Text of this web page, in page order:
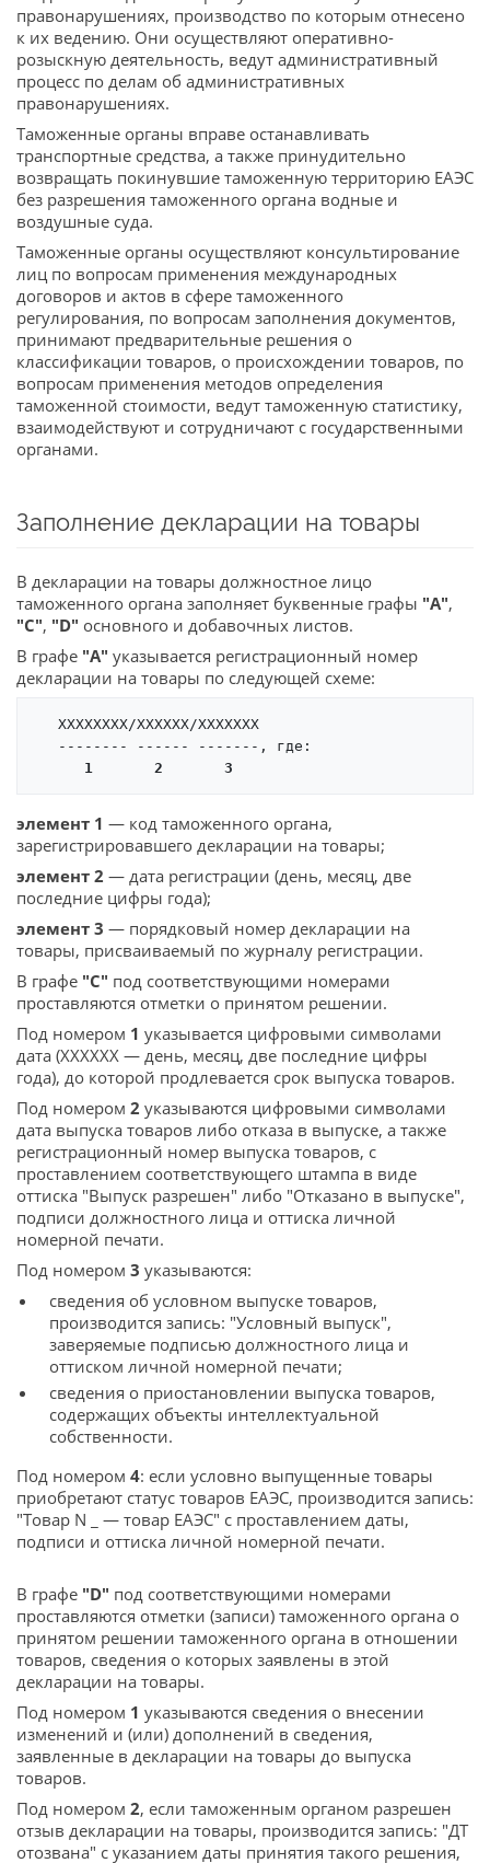
правонарушениях, производство по которым отнесено
к их ведению. Они осуществляют оперативно-
розыскную деятельность, ведут административный
процесс по делам об административных
правонарушениях.
Таможенные органы вправе останавливать
транспортные средства, а также принудительно
возвращать покинувшие таможенную территорию ЕАЭС
без разрешения таможенного органа водные и
воздушные суда.
Таможенные органы осуществляют консультирование
лиц по вопросам применения международных
договоров и актов в сфере таможенного
регулирования, по вопросам заполнения документов,
принимают предварительные решения о
классификации товаров, о происхождении товаров, по
вопросам применения методов определения
таможенной стоимости, ведут таможенную статистику,
взаимодействуют и сотрудничают с государственными
органами.
Заполнение декларации на товары
В декларации на товары должностное лицо
таможенного органа заполняет буквенные графы "A",
"C", "D" основного и добавочных листов.
В графе "A" указывается регистрационный номер
декларации на товары по следующей схеме:
   XXXXXXXX/XXXXXX/XXXXXXX
1
2 3
элемент 1 — код таможенного органа,
зарегистрировавшего декларации на товары;
элемент 2 — дата регистрации (день, месяц, две
последние цифры года);
элемент 3 — порядковый номер декларации на
товары, присваиваемый по журналу регистрации.
В графе "C" под соответствующими номерами
проставляются отметки о принятом решении.
Под номером 1 указывается цифровыми символами
дата (XXXXXX — день, месяц, две последние цифры
года), до которой продлевается срок выпуска товаров.
Под номером 2 указываются цифровыми символами
дата выпуска товаров либо отказа в выпуске, а также
регистрационный номер выпуска товаров, с
проставлением соответствующего штампа в виде
оттиска "Выпуск разрешен" либо "Отказано в выпуске",
подписи должностного лица и оттиска личной
номерной печати.
Под номером 3 указываются:
сведения об условном выпуске товаров,
производится запись: "Условный выпуск",
заверяемые подписью должностного лица и
оттиском личной номерной печати;
сведения о приостановлении выпуска товаров,
содержащих объекты интеллектуальной
собственности.
Под номером 4: если условно выпущенные товары
приобретают статус товаров ЕАЭС, производится запись:
"Товар N _ — товар ЕАЭС" с проставлением даты,
подписи и оттиска личной номерной печати.
В графе "D" под соответствующими номерами
проставляются отметки (записи) таможенного органа о
принятом решении таможенного органа в отношении
товаров, сведения о которых заявлены в этой
декларации на товары.
Под номером 1 указываются сведения о внесении
изменений и (или) дополнений в сведения,
заявленные в декларации на товары до выпуска
товаров.
Под номером 2, если таможенным органом разрешен
отзыв декларации на товары, производится запись: "ДТ
отозвана" с указанием даты принятия такого решения,